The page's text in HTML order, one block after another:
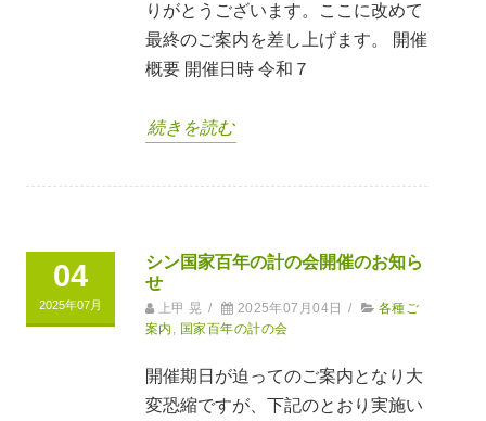
りがとうございます。ここに改めて
最終のご案内を差し上げます。 開催
概要 開催日時 令和７
続きを読む
04
2025年07月
シン国家百年の計の会開催のお知ら
せ
上甲 晃 / 2025年07月04日 /
各種ご
案内
国家百年の計の会
開催期日が迫ってのご案内となり大
変恐縮ですが、下記のとおり実施い